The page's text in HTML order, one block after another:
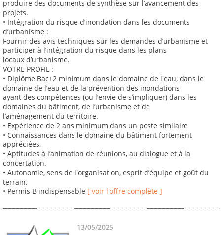
produire des documents de synthèse sur l’avancement des
projets.
• Intégration du risque d’inondation dans les documents
d’urbanisme :
Fournir des avis techniques sur les demandes d’urbanisme et
participer à l’intégration du risque dans les plans
locaux d’urbanisme.
VOTRE PROFIL :
• Diplôme Bac+2 minimum dans le domaine de l'eau, dans le
domaine de l’eau et de la prévention des inondations
ayant des compétences (ou l’envie de s’impliquer) dans les
domaines du bâtiment, de l’urbanisme et de
l’aménagement du territoire.
• Expérience de 2 ans minimum dans un poste similaire
• Connaissances dans le domaine du bâtiment fortement
appréciées,
• Aptitudes à l’animation de réunions, au dialogue et à la
concertation.
• Autonomie, sens de l'organisation, esprit d’équipe et goût du
terrain.
• Permis B indispensable [ voir l'offre complète ]
13/05/2025